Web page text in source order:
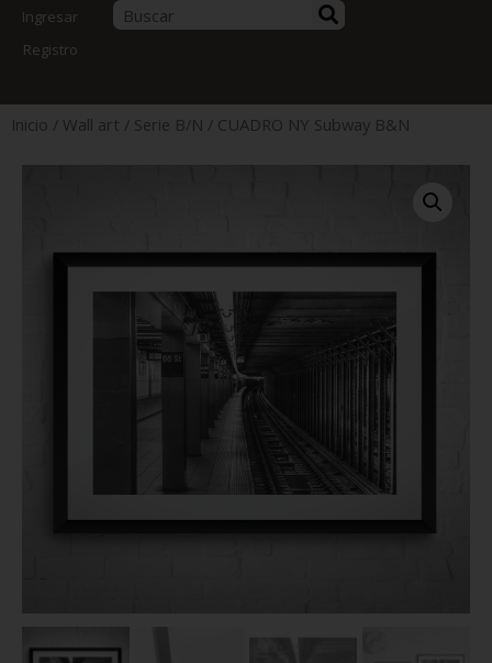
Ingresar
Registro
Inicio / Wall art / Serie B/N / CUADRO NY Subway B&N